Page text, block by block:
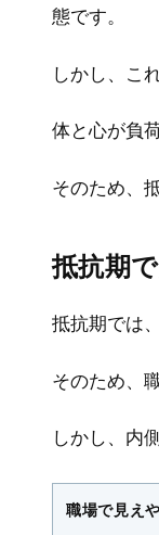
態です。
しかし、こ
体と心が負
そのため、
抵抗期
抵抗期では
そのため、
しかし、内
職場で見え